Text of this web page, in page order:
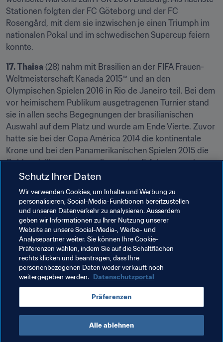
Stationen folgten der FC Göteborg und der FC
Rosengård, mit dem sie inzwischen je einen Triumph im
nationalen Pokal und im schwedischen Supercup feiern
konnte.
17. Thaisa (28) nahm mit Brasilien an der FIFA Frauen-
Weltmeisterschaft Kanada 2015™ und an den
Olympischen Spielen 2016 in Rio de Janeiro teil. Bei dem
vor heimischem Publikum ausgetragenen Turnier stand
sie in allen sechs Begegnungen der brasilianischen
Auswahl auf dem Platz und wurde am Ende Vierte. Zuvor
hatte sie bei der Copa América 2014 die kontinentale
Krone und bei den Panamerikanischen Spielen 2015 die
Goldmedaille gewonnen. Ihre ersten Erfahrungen als
Vereinsspielerin sammelte Thaisa beim FC Foz Cataratas
bei Tyresö FF zu unterschreiben. Inzwischen steht sie
erneut bei Ferroviaria unter Vertrag.
Verwandte Themen
Brazil Denmark Netherlands New Zealand
Portugal Saudi Arabia Sweden AFC
UEFA OFC CONMEBOL
Schutz Ihrer Daten
Wir verwenden Cookies, um Inhalte und Werbung zu
personalisieren, Social-Media-Funktionen bereitzustellen
und unseren Datenverkehr zu analysieren. Ausserdem
geben wir Informationen zu Ihrer Nutzung unserer
Website an unsere Social-Media-, Werbe- und
Analysepartner weiter. Sie können Ihre Cookie-
Präferenzen wählen, indem Sie auf die Schaltflächen
rechts klicken und beantragen, dass Ihre
personenbezogenen Daten weder verkauft noch
weitergegeben werden. Datenschutzportal
Präferenzen
Alle ablehnen